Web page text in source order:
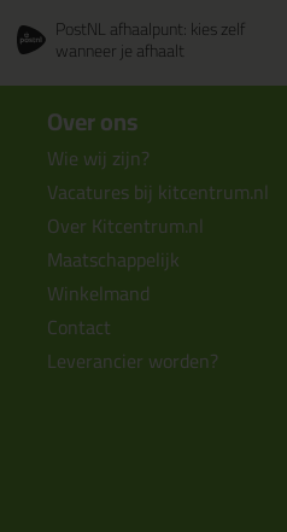
PostNL afhaalpunt: kies zelf
wanneer je afhaalt
Over ons
Wie wij zijn?
Vacatures bij kitcentrum.nl
Over Kitcentrum.nl
Maatschappelijk
Winkelmand
Contact
Leverancier worden?